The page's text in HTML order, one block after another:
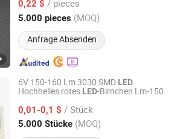
0,22 $ / pieces
5.000 pieces (MOQ)
Anfrage Absenden
Seit 2025
6V 150-160 Lm 3030 SMD LED
Hochhelles rotes LED-Birnchen Lm-150
0,01-0,1 $ / Stück
5.000 Stücke (MOQ)
Technology Co., Ltd.
Seit 2022